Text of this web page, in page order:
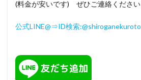
(料金が安いです) ぜひご連絡ください
公式LINE@⇒ID検索:@shiroganekuroto